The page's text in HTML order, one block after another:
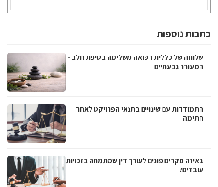
כתבות נוספות
שלוחה של כללית רפואה משלימה בטיפת חלב -
המעורר גבעתיים
התמודדות עם שינויים בתנאי הפרויקט לאחר
חתימה
באיזה מקרים פונים לעורך דין שמתמחה בזכויות
עובדים?